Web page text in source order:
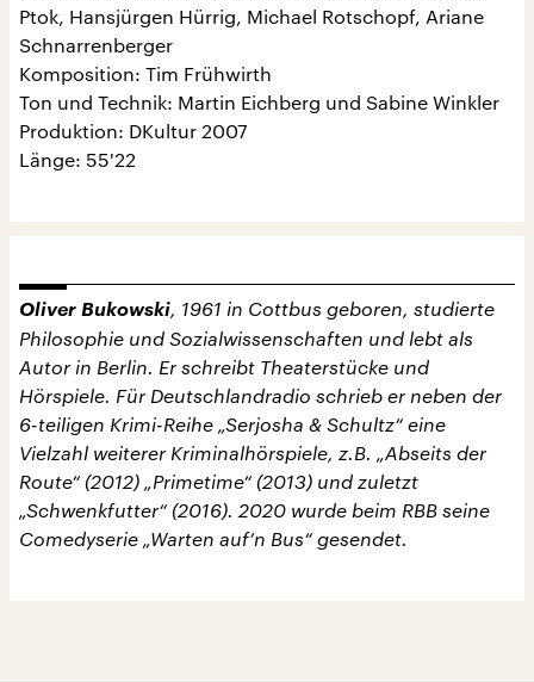
Ptok, Hansjürgen Hürrig, Michael Rotschopf, Ariane
Schnarrenberger
Komposition: Tim Frühwirth
Ton und Technik: Martin Eichberg und Sabine Winkler
Produktion: DKultur 2007
Länge: 55'22
Oliver Bukowski, 1961 in Cottbus geboren, studierte
Philosophie und Sozialwissenschaften und lebt als
Autor in Berlin. Er schreibt Theaterstücke und
Hörspiele. Für Deutschlandradio schrieb er neben der
6-teiligen Krimi-Reihe „Serjosha & Schultz“ eine
Vielzahl weiterer Kriminalhörspiele, z.B. „Abseits der
Route“ (2012) „Primetime“ (2013) und zuletzt
„Schwenkfutter“ (2016). 2020 wurde beim RBB seine
Comedyserie „Warten auf’n Bus“ gesendet.